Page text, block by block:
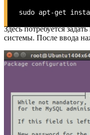
sudo apt-get
Здесь потребуется
системы. После ввода